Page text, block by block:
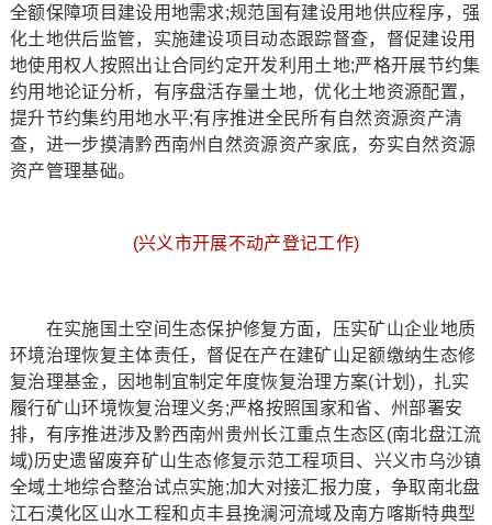
全额保障项目建设用地需求;规范国有建设用地供应程序，强
化土地供后监管，实施建设项目动态跟踪督查，督促建设用
地使用权人按照出让合同约定开发利用土地;严格开展节约集
约用地论证分析，有序盘活存量土地，优化土地资源配置，
提升节约集约用地水平;有序推进全民所有自然资源资产清
查，进一步摸清黔西南州自然资源资产家底，夯实自然资源
资产管理基础。
(兴义市开展不动产登记工作)
在实施国土空间生态保护修复方面，压实矿山企业地质
环境治理恢复主体责任，督促在产在建矿山足额缴纳生态修
复治理基金，因地制宜制定年度恢复治理方案(计划)，扎实
履行矿山环境恢复治理义务;严格按照国家和省、州部署安
排，有序推进涉及黔西南州贵州长江重点生态区(南北盘江流
域)历史遗留废弃矿山生态修复示范工程项目、兴义市乌沙镇
全域土地综合整治试点实施;加大对接汇报力度，争取南北盘
江石漠化区山水工程和贞丰县挽澜河流域及南方喀斯特典型